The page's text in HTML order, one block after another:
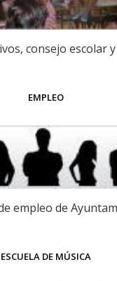
consejo escolar
EMPLEO
empleo de
ESCUELA DE MÚSICA